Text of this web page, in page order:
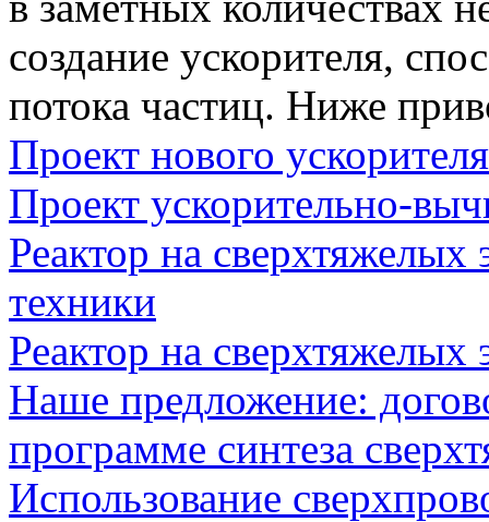
создание ускорителя,
потока частиц. Ниже
Проект нового ускорителя
Проект ускорительно-
Реактор на сверхтяжелых
техники
Реактор на
Наше предложение:
программе синтеза
Использование